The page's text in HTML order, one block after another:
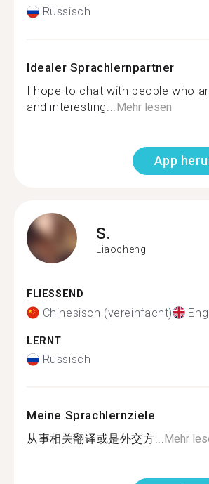
Russisch
Idealer Sprachlernpartner
I hope to chat with people who
and interesting...Mehr lesen
App
S.
Liaocheng
FLIESSEND
Chinesisch (vereinfacht)
LERNT
Russisch
Meine Sprachlernziele
从事相关翻译或是外交方...Mehr